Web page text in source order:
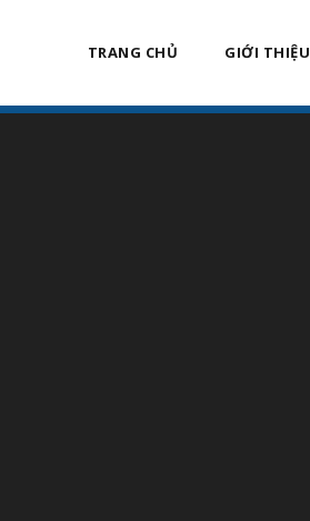
TRANG CHỦ GIỚI THIỆU